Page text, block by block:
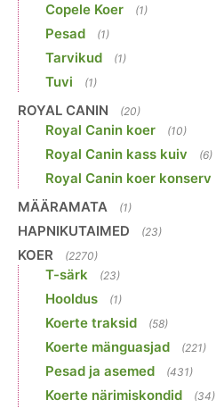
Copele Koer (1)
Pesad (1)
Tarvikud (1)
Tuvi (1)
ROYAL CANIN (20)
Royal Canin koer (10)
Royal Canin kass kuiv (6)
Royal Canin koer konserv
MÄÄRAMATA (1)
HAPNIKUTAIMED (23)
KOER (2270)
T-särk (23)
Hooldus (1)
Koerte traksid (58)
Koerte mänguasjad (221)
Pesad ja asemed (431)
Koerte närimiskondid (34)